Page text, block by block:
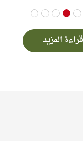
2
3
4
5
6
قراءة المزيد